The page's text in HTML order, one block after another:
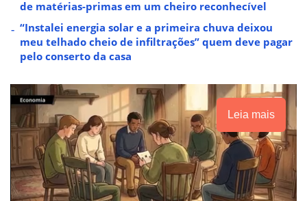
de matérias-primas em um cheiro reconhecível
“Instalei energia solar e a primeira chuva deixou
meu telhado cheio de infiltrações” quem deve pagar
pelo conserto da casa
Leia mais